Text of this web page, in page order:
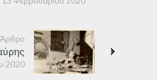
2020